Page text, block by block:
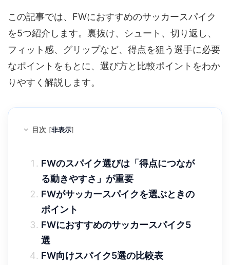
この記事では、FWにおすすめのサッカースパイク
を5つ紹介します。裏抜け、シュート、切り返し、
フィット感、グリップなど、得点を狙う選手に必要
なポイントをもとに、選び方と比較ポイントをわか
りやすく解説します。
目次 [非表示]
FWのスパイク選びは「得点につなが
る動きやすさ」が重要
FWがサッカースパイクを選ぶときの
ポイント
FWにおすすめのサッカースパイク5
選
FW向けスパイク5選の比較表